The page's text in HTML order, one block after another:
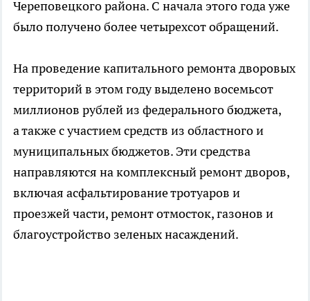
Череповецкого района. С начала этого года уже
было получено более четырехсот обращений.
На проведение капитального ремонта дворовых
территорий в этом году выделено восемьсот
миллионов рублей из федерального бюджета,
а также с участием средств из областного и
муниципальных бюджетов. Эти средства
направляются на комплексный ремонт дворов,
включая асфальтирование тротуаров и
проезжей части, ремонт отмосток, газонов и
благоустройство зеленых насаждений.